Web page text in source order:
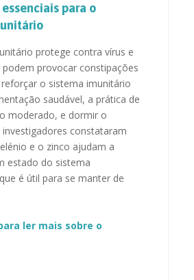
para o
protege contra vírus e
podem provocar constipações
reforçar o sistema imunitário
saudável, a prática de
moderado, e dormir o
investigadores constataram
e o zinco ajudam a
estado do sistema
é útil para se manter de
ler mais sobre o